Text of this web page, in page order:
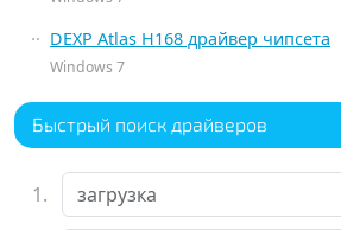
DEXP Atlas H168 драйвер чипсета
Windows 7
Быстрый поиск драйверов
1.